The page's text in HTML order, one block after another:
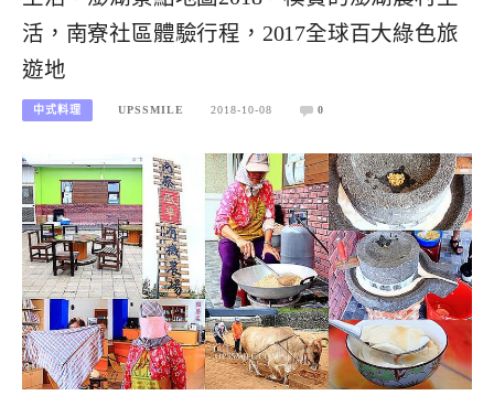
活，南寮社區體驗行程，2017全球百大綠色旅
遊地
中式料理 UPSSMILE 2018-10-08 0